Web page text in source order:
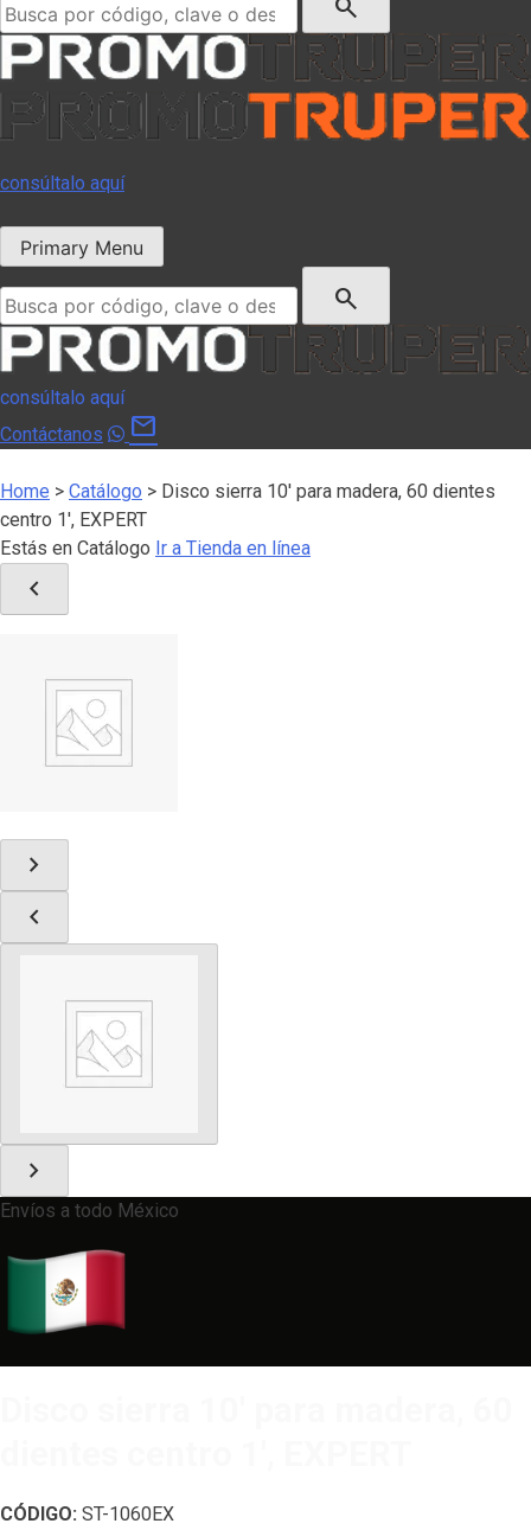
consúltalo aquí
Primary Menu
search
consúltalo aquí
Contáctanos
mail
Home > Catálogo > Disco sierra 10′ para madera, 60 dientes
centro 1′, EXPERT
Estás en Catálogo Ir a Tienda en línea
chevron_left
chevron_right
chevron_left
chevron_right
Envíos a todo México
CÓDIGO: ST-1060EX